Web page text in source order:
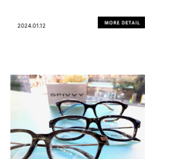
2024.01.12